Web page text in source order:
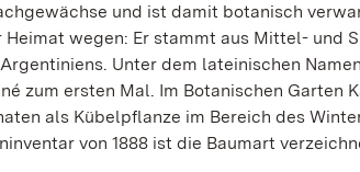
und ist damit botanisch
wegen: Er stammt aus Mittel- und
Unter dem lateinischen
zum ersten Mal. Im Botanischen Garten
als Kübelpflanze im Bereich des
von 1888 ist die Baumart